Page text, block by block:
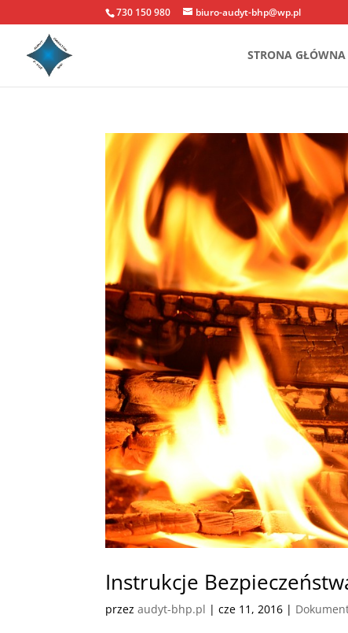
730 150 980 biuro-audyt-bhp@wp.pl
STRONA GŁÓWNA
Instrukcje
przezaudyt-bhp.pl |cze 11, 2016 |